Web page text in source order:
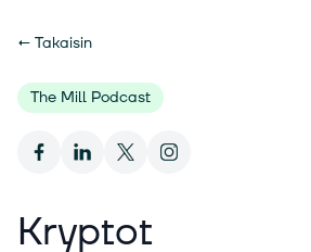
← Takaisin
The Mill Podcast
Kryptot